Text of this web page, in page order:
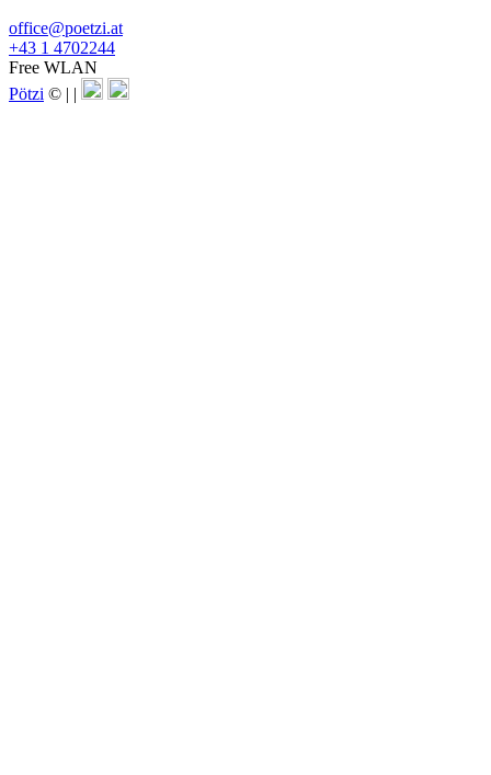
office@poetzi.at
+43 1 4702244
Free WLAN
Pötzi © | |